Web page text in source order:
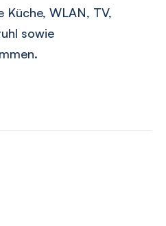
WLAN, TV,
sowie